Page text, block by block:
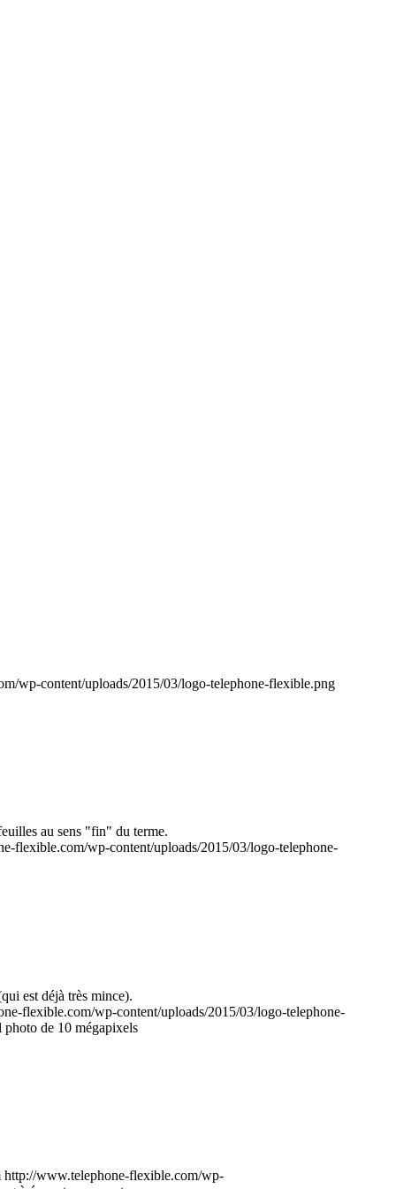
wp-content/uploads/2015/03/logo-telephone-flexible.png
au sens "fin" du terme.
flexible.com/wp-content/uploads/2015/03/logo-telephone-
est déjà très mince).
flexible.com/wp-content/uploads/2015/03/logo-telephone-
de 10 mégapixels
http://www.telephone-flexible.com/wp-